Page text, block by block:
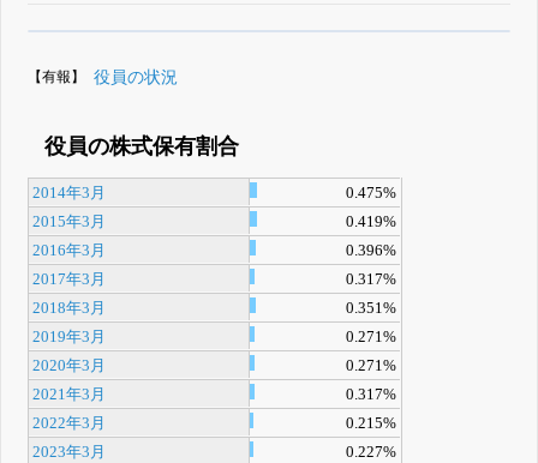
く追える
無料でβ版をはじめる
【有報】 役員の状況
役員の株式保有割合
2014年3月
0.475%
2015年3月
0.419%
2016年3月
0.396%
2017年3月
0.317%
2018年3月
0.351%
2019年3月
0.271%
2020年3月
0.271%
2021年3月
0.317%
2022年3月
0.215%
2023年3月
0.227%